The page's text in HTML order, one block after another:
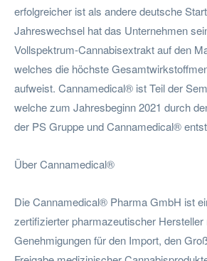
erfolgreicher ist als andere deutsche
Jahreswechsel hat das Unternehmen
Vollspektrum-Cannabisextrakt auf den
welches die höchste
aufweist. Cannamedical® ist Teil der
welche zum Jahresbeginn 2021 durch
der PS Gruppe und Cannamedical®
Über Cannamedical®
Die Cannamedical® Pharma GmbH ist
zertifizierter pharmazeutischer
Genehmigungen für den Import, den